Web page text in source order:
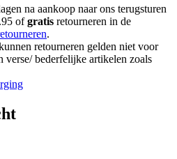
na aankoop naar ons terugsturen
ofgratis retourneren in de
.
retourneren gelden niet voor
verse/ bederfelijke artikelen zoals